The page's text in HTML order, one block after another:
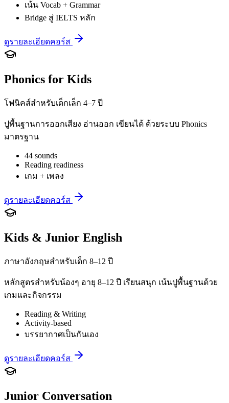
เน้น Vocab + Grammar
Bridge สู่ IELTS หลัก
ดูรายละเอียดคอร์ส
Phonics for Kids
โฟนิคส์สำหรับเด็กเล็ก 4–7 ปี
ปูพื้นฐานการออกเสียง อ่านออก เขียนได้ ด้วยระบบ Phonics
มาตรฐาน
44 sounds
Reading readiness
เกม + เพลง
ดูรายละเอียดคอร์ส
Kids & Junior English
ภาษาอังกฤษสำหรับเด็ก 8–12 ปี
หลักสูตรสำหรับน้องๆ อายุ 8–12 ปี เรียนสนุก เน้นปูพื้นฐานด้วย
เกมและกิจกรรม
Reading & Writing
Activity-based
บรรยากาศเป็นกันเอง
ดูรายละเอียดคอร์ส
Junior Conversation